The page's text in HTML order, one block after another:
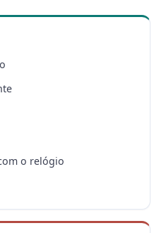
o relógio